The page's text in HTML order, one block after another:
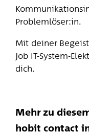
Problemlöser:in.
Mit deiner
Job IT-System-
dich.
Mehr zu
hobit contact